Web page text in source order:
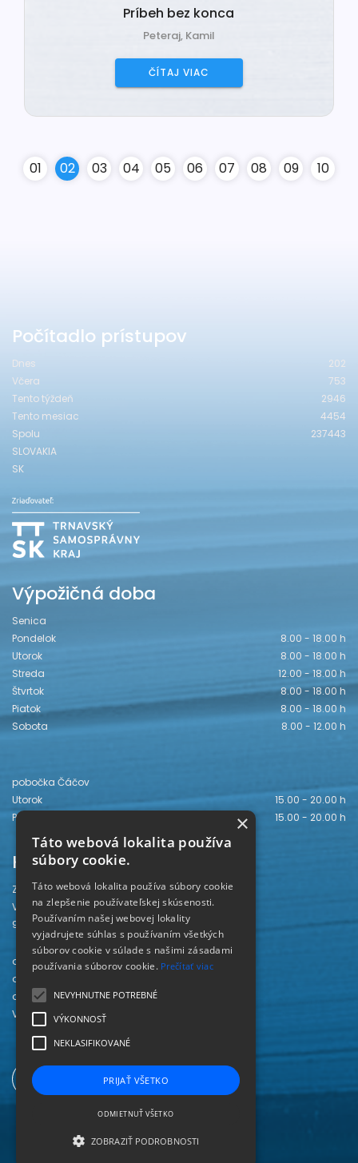
Príbeh bez konca
Peteraj, Kamil
ČÍTAJ VIAC
01 02 03 04 05 06 07 08 09 10
Počítadlo prístupov
Dnes
202
Včera
753
Tento týždeň
2946
Tento mesiac
4454
Spolu
237443
SLOVAKIA
SK
Výpožičná doba
Senica
Pondelok
8.00 - 18.00 h
Utorok
8.00 - 18.00 h
Streda
12.00 - 18.00 h
Štvrtok
8.00 - 18.00 h
Piatok
8.00 - 18.00 h
Sobota
8.00 - 12.00 h
pobočka Čáčov
Utorok
15.00 - 20.00 h
Piatok
15.00 - 20.00 h
Kontakt
Záhorská knižnica
Vajanského 28
905 01 Senica
odd. beletrie 034/654 3780
odd. odbornej literatúry 034/651 2710
odd. pre deti a mládež 034/654 6519
Viac kontaktov nájdete
×
Táto webová lokalita používa
súbory cookie.
Táto webová lokalita používa súbory cookie
na zlepšenie používateľskej skúsenosti.
Používaním našej webovej lokality
vyjadrujete súhlas s používaním všetkých
súborov cookie v súlade s našimi zásadami
používania súborov cookie. Prečítať viac
NEVYHNUTNE POTREBNÉ
VÝKONNOSŤ
NEKLASIFIKOVANÉ
PRIJAŤ VŠETKO
ODMIETNUŤ VŠETKO
ZOBRAZIŤ PODROBNOSTI